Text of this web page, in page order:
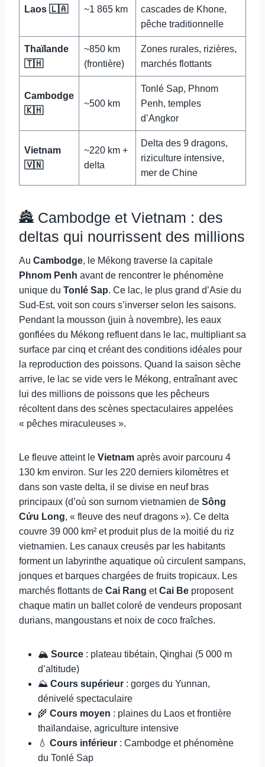
Laos 🇱🇦 ~1 865 km
cascades de Khone,
pêche traditionnelle
Thaïlande
🇹🇭
~850 km
(frontière)
Zones rurales, rizières,
marchés flottants
Cambodge
🇰🇭
~500 km
Tonlé Sap, Phnom
Penh, temples
d’Angkor
Vietnam
🇻🇳
~220 km +
delta
Delta des 9 dragons,
riziculture intensive,
mer de Chine
🏯 Cambodge et Vietnam : des
deltas qui nourrissent des millions
Au Cambodge, le Mékong traverse la capitale
Phnom Penh avant de rencontrer le phénomène
unique du Tonlé Sap. Ce lac, le plus grand d’Asie du
Sud-Est, voit son cours s’inverser selon les saisons.
Pendant la mousson (juin à novembre), les eaux
gonflées du Mékong refluent dans le lac, multipliant sa
surface par cinq et créant des conditions idéales pour
la reproduction des poissons. Quand la saison sèche
arrive, le lac se vide vers le Mékong, entraînant avec
lui des millions de poissons que les pêcheurs
récoltent dans des scènes spectaculaires appelées
« pêches miraculeuses ».
Le fleuve atteint le Vietnam après avoir parcouru 4
130 km environ. Sur les 220 derniers kilomètres et
dans son vaste delta, il se divise en neuf bras
principaux (d’où son surnom vietnamien de Sông
Cửu Long, « fleuve des neuf dragons »). Ce delta
couvre 39 000 km² et produit plus de la moitié du riz
vietnamien. Les canaux creusés par les habitants
forment un labyrinthe aquatique où circulent sampans,
jonques et barques chargées de fruits tropicaux. Les
marchés flottants de Cai Rang etCai Be proposent
chaque matin un ballet coloré de vendeurs proposant
durians, mangoustans et noix de coco fraîches.
🏔️ Source : plateau tibétain, Qinghai (5 000 m
d’altitude)
⛰️ Cours supérieur : gorges du Yunnan,
dénivelé spectaculaire
🌾 Cours moyen : plaines du Laos et frontière
thaïlandaise, agriculture intensive
💧 Cours inférieur : Cambodge et phénomène
du Tonlé Sap